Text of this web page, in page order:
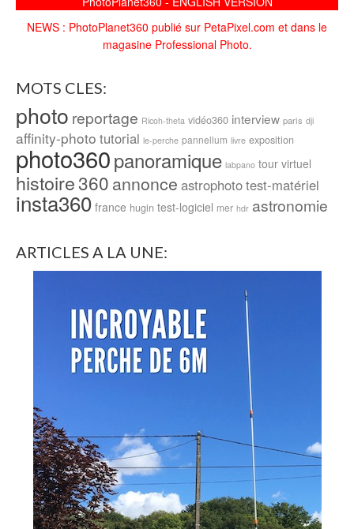
NEWS : PhotoPlanet360 publié sur PetaPixel.com et dans le
magasine Professional Photo.
MOTS CLES:
photo reportage Ricoh-theta vidéo360 interview paris dji
affinity-photo tutorial le-perche pannellum livre exposition
photo360panoramique labpano tour virtuel
histoire360 annonce astrophototest-matériel
insta360 france hugin test-logiciel mer hdr astronomie
ARTICLES A LA UNE: